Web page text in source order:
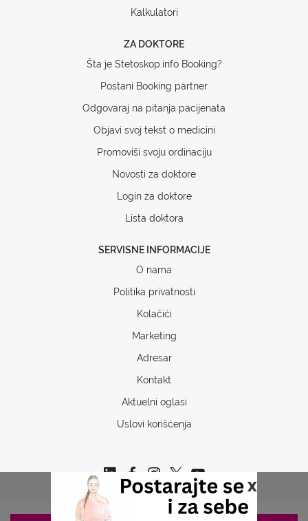
x
Kalkulatori
ZA DOKTORE
Šta je Stetoskop.info Booking?
Postani Booking partner
Odgovaraj na pitanja pacijenata
Objavi svoj tekst o medicini
Promoviši svoju ordinaciju
Novosti za doktore
Login za doktore
Lista doktora
SERVISNE INFORMACIJE
O nama
Politika privatnosti
Kolačići
Marketing
Adresar
Kontakt
Aktuelni oglasi
Uslovi korišćenja